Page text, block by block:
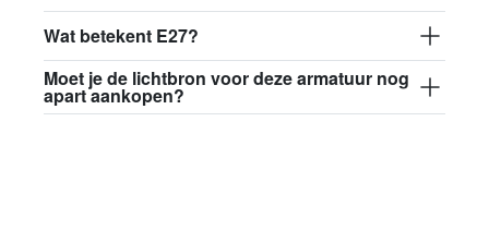
Wat betekent E27?
Moet je de lichtbron voor deze armatuur nog
apart aankopen?